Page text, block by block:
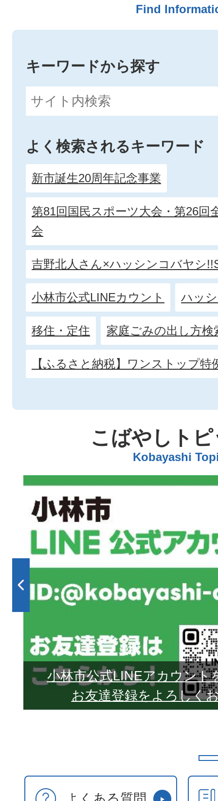
小林市公共施設予約システム
方法について
2025年10月17日
新燃岳の状況について
Find
キーワードから探す
よく検索されるキーワード
新市誕生20周年記念事業
第81回国民スポーツ大会・第26回
会
吉野北人さん×ハッシンコバヤシ
小林市公式LINEカウント ハッ
移住・定住 家庭ごみの出し方検
【ふるさと納税】ワンストップ特
こばやしト
Kobayashi
2
枚
の
ス
ラ
イ
小林市公式LINEアカウント
お友達登録をよろしく